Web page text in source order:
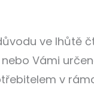
ve lhůtě
Vámi
v